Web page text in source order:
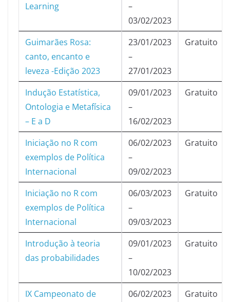
Learning
–
03/02/2023
Guimarães Rosa:
canto, encanto e
leveza -Edição 2023
23/01/2023
–
27/01/2023
Gratuito
Indução Estatística,
Ontologia e Metafísica
– E a D
09/01/2023
–
16/02/2023
Gratuito
Iniciação no R com
exemplos de Política
Internacional
06/02/2023
–
09/02/2023
Gratuito
Iniciação no R com
exemplos de Política
Internacional
06/03/2023
–
09/03/2023
Gratuito
Introdução à teoria
das probabilidades
09/01/2023
–
10/02/2023
Gratuito
IX Campeonato de
06/02/2023
Gratuito